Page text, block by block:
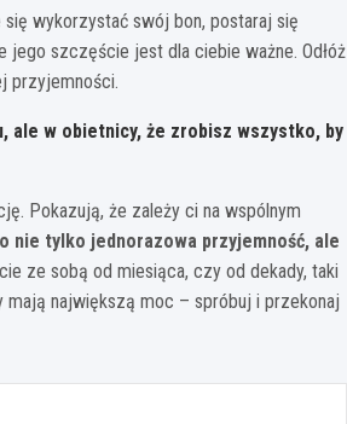
wykorzystać swój bon, postaraj się
jego szczęście jest dla ciebie ważne. Odłóż
przyjemności.
ale w obietnicy, że zrobisz wszystko, by
Pokazują, że zależy ci na wspólnym
nie tylko jednorazowa przyjemność, ale
ze sobą od miesiąca, czy od dekady, taki
największą moc – spróbuj i przekonaj